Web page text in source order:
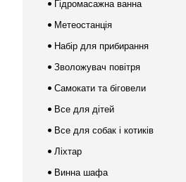
Гідромасажна ванна
Метеостанція
Набір для прибирання
Зволожувач повітря
Самокати та біговели
Все для дітей
Все для собак і котиків
Ліхтар
Винна шафа